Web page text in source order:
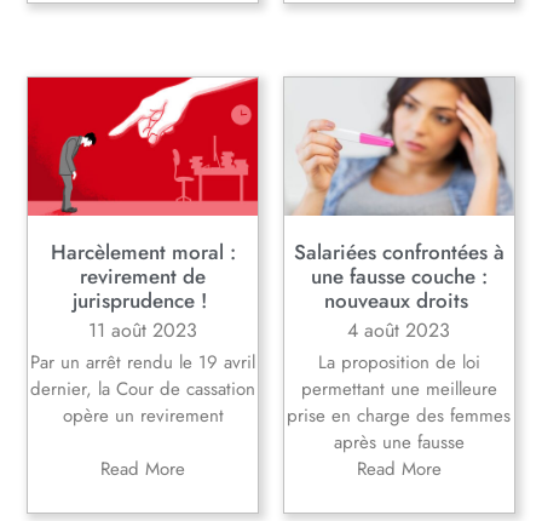
Harcèlement moral :
revirement de
jurisprudence !
11 août 2023
Par un arrêt rendu le 19 avril
dernier, la Cour de cassation
opère un revirement
Read More
Salariées confrontées à
une fausse couche :
nouveaux droits
4 août 2023
La proposition de loi
permettant une meilleure
prise en charge des femmes
après une fausse
Read More